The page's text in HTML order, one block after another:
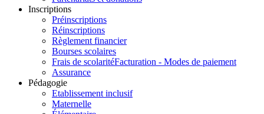
Inscriptions
Préinscriptions
Réinscriptions
Règlement financier
Bourses scolaires
Frais de scolaritéFacturation - Modes de paiement
Assurance
Pédagogie
Etablissement inclusif
Maternelle